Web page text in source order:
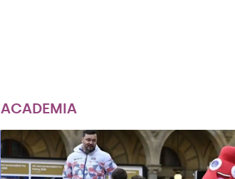
ACADEMIA